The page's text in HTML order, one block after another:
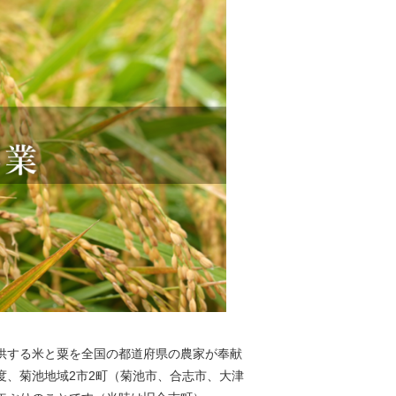
る米と粟を全国の都道府県の農家が奉献
菊池地域2市2町（菊池市、合志市、大津